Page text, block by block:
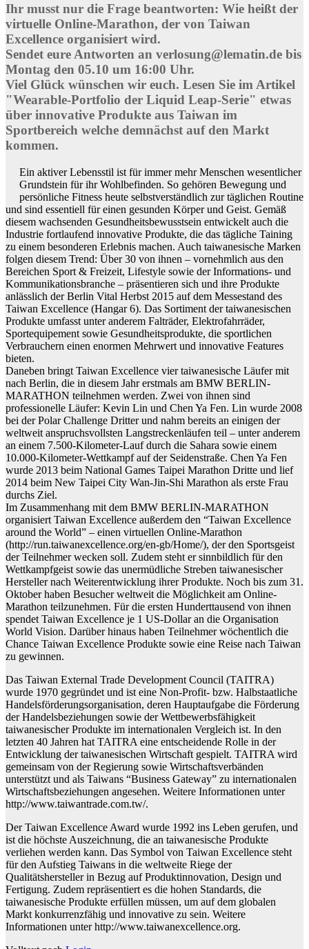
Ihr musst nur die Frage beantworten: Wie heißt der
virtuelle Online-Marathon, der von Taiwan
Excellence organisiert wird.
Sendet eure Antworten an verlosung@lematin.de bis
Montag den 05.10 um 16:00 Uhr.
Viel Glück wünschen wir euch. Lesen Sie im Artikel
"Wearable-Portfolio der Liquid Leap-Serie" etwas
über innovative Produkte aus Taiwan im
Sportbereich welche demnächst auf den Markt
kommen.
Ein aktiver Lebensstil ist für immer mehr Menschen wesentlicher
Grundstein für ihr Wohlbefinden. So gehören Bewegung und
persönliche Fitness heute selbstverständlich zur täglichen Routine
und sind essentiell für einen gesunden Körper und Geist. Gemäß
diesem wachsenden Gesundheitsbewusstsein entwickelt auch die
Industrie fortlaufend innovative Produkte, die das tägliche Taining
zu einem besonderen Erlebnis machen. Auch taiwanesische Marken
folgen diesem Trend: Über 30 von ihnen – vornehmlich aus den
Bereichen Sport & Freizeit, Lifestyle sowie der Informations- und
Kommunikationsbranche – präsentieren sich und ihre Produkte
anlässlich der Berlin Vital Herbst 2015 auf dem Messestand des
Taiwan Excellence (Hangar 6). Das Sortiment der taiwanesischen
Produkte umfasst unter anderem Falträder, Elektrofahrräder,
Sportequipement sowie Gesundheitsprodukte, die sportlichen
Verbrauchern einen enormen Mehrwert und innovative Features
bieten.
Daneben bringt Taiwan Excellence vier taiwanesische Läufer mit
nach Berlin, die in diesem Jahr erstmals am BMW BERLIN-
MARATHON teilnehmen werden. Zwei von ihnen sind
professionelle Läufer: Kevin Lin und Chen Ya Fen. Lin wurde 2008
bei der Polar Challenge Dritter und nahm bereits an einigen der
weltweit anspruchsvollsten Langstreckenläufen teil – unter anderem
an einem 7.500-Kilometer-Lauf durch die Sahara sowie einem
10.000-Kilometer-Wettkampf auf der Seidenstraße. Chen Ya Fen
wurde 2013 beim National Games Taipei Marathon Dritte und lief
2014 beim New Taipei City Wan-Jin-Shi Marathon als erste Frau
durchs Ziel.
Im Zusammenhang mit dem BMW BERLIN-MARATHON
organisiert Taiwan Excellence außerdem den “Taiwan Excellence
around the World” – einen virtuellen Online-Marathon
(http://run.taiwanexcellence.org/en-gb/Home/), der den Sportsgeist
der Teilnehmer wecken soll. Zudem steht er sinnbildlich für den
Wettkampfgeist sowie das unermüdliche Streben taiwanesischer
Hersteller nach Weiterentwicklung ihrer Produkte. Noch bis zum 31.
Oktober haben Besucher weltweit die Möglichkeit am Online-
Marathon teilzunehmen. Für die ersten Hunderttausend von ihnen
spendet Taiwan Excellence je 1 US-Dollar an die Organisation
World Vision. Darüber hinaus haben Teilnehmer wöchentlich die
Chance Taiwan Excellence Produkte sowie eine Reise nach Taiwan
zu gewinnen.
Das Taiwan External Trade Development Council (TAITRA)
wurde 1970 gegründet und ist eine Non-Profit- bzw. Halbstaatliche
Handelsförderungsorganisation, deren Hauptaufgabe die Förderung
der Handelsbeziehungen sowie der Wettbewerbsfähigkeit
taiwanesischer Produkte im internationalen Vergleich ist. In den
letzten 40 Jahren hat TAITRA eine entscheidende Rolle in der
Entwicklung der taiwanesischen Wirtschaft gespielt. TAITRA wird
gemeinsam von der Regierung sowie Wirtschaftsverbänden
unterstützt und als Taiwans “Business Gateway” zu internationalen
Wirtschaftsbeziehungen angesehen. Weitere Informationen unter
http://www.taiwantrade.com.tw/.
Der Taiwan Excellence Award wurde 1992 ins Leben gerufen, und
ist die höchste Auszeichnung, die an taiwanesische Produkte
verliehen werden kann. Das Symbol von Taiwan Excellence steht
für den Aufstieg Taiwans in die weltweite Riege der
Qualitätshersteller in Bezug auf Produktinnovation, Design und
Fertigung. Zudem repräsentiert es die hohen Standards, die
taiwanesische Produkte erfüllen müssen, um auf dem globalen
Markt konkurrenzfähig und innovative zu sein. Weitere
Informationen unter http://www.taiwanexcellence.org.